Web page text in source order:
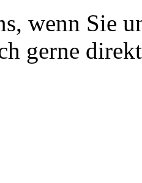
wenn Sie
gerne